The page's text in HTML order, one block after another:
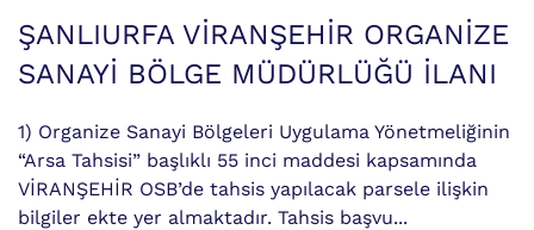
ŞANLIURFA VİRANŞEHİR ORGANİZE
SANAYİ BÖLGE MÜDÜRLÜĞÜ İLANI
1) Organize Sanayi Bölgeleri Uygulama Yönetmeliğinin
“Arsa Tahsisi” başlıklı 55 inci maddesi kapsamında
VİRANŞEHİR OSB’de tahsis yapılacak parsele ilişkin
bilgiler ekte yer almaktadır. Tahsis başvu...